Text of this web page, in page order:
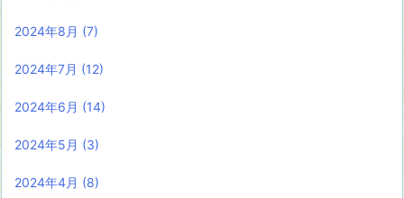
2024年8月 (7)
2024年7月 (12)
2024年6月 (14)
2024年5月 (3)
2024年4月 (8)